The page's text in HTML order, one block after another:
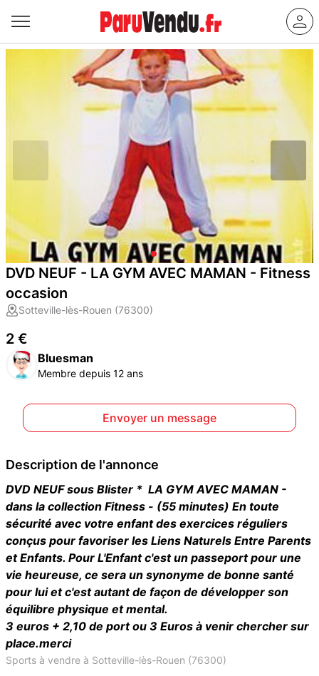
DVD NEUF - LA GYM AVEC MAMAN - Fitness
occasion
Sotteville-lès-Rouen (76300)
2 €
Bluesman
Membre depuis 12 ans
Envoyer un message
Description de l'annonce
DVD NEUF sous Blister * LA GYM AVEC MAMAN -
dans la collection Fitness - (55 minutes) En toute
sécurité avec votre enfant des exercices réguliers
conçus pour favoriser les Liens Naturels Entre Parents
et Enfants. Pour L'Enfant c'est un passeport pour une
vie heureuse, ce sera un synonyme de bonne santé
pour lui et c'est autant de façon de développer son
équilibre physique et mental.
3 euros + 2,10 de port ou 3 Euros à venir chercher sur
place.merci
Sports à vendre à Sotteville-lès-Rouen (76300)